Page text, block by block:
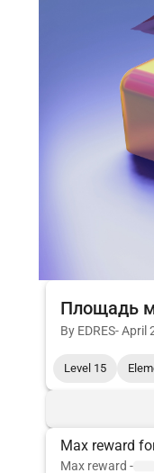
Площадь
By EDRES-April
Level 15
Max reward
Max reward -